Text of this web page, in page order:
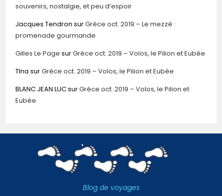
souvenirs, nostalgie, et peu d’espoir
Jacques Tendron surGrèce oct. 2019 – Le mezzé :
promenade gourmande
Gilles Le Page surGrèce oct. 2019 – Volos, le Pilion et Eubée
TIna surGrèce oct. 2019 – Volos, le Pilion et Eubée
BLANC JEAN LUCsurGrèce oct. 2019 – Volos, le Pilion et
Eubée
Blog de voyages